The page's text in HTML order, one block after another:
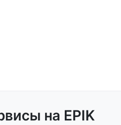
на EPIK